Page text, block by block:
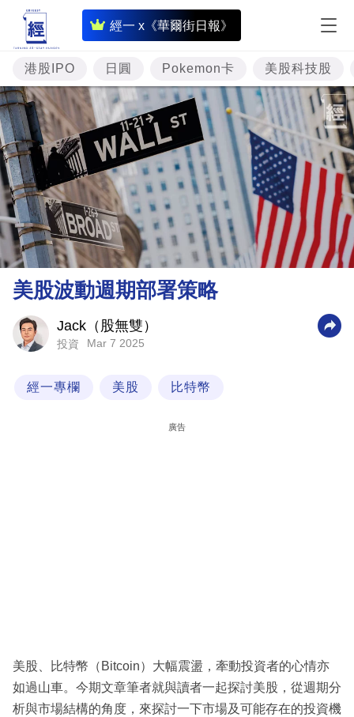
經一 x《華爾街日報》
即
時
財
經
專
題
投
資
樓
市
理
財
商
業
閱
專
區
港股IPO 日圓 Pokemon卡 美股科技股
美股波動週期部署策略
Jack（股無雙）
投資 Mar 7 2025
經一專欄 美股 比特幣
廣告
美股、比特幣（Bitcoin）大幅震盪，牽動投資者的心情亦
如過山車。今期文章筆者就與讀者一起探討美股，從週期分
析與市場結構的角度，來探討一下市場及可能存在的投資機